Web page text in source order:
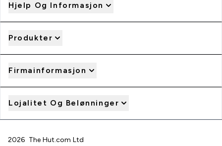
Hjelp Og Informasjon
Produkter
Firmainformasjon
Lojalitet Og Belønninger
2026 The Hut.com Ltd